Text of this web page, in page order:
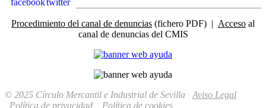
Procedimiento del canal de denuncias (fichero PDF) | Acceso al
canal de denuncias del CMIS
© 2025 Círculo Mercantil e Industrial de Sevilla Aviso Legal
Política de privacidad
Política de cookies